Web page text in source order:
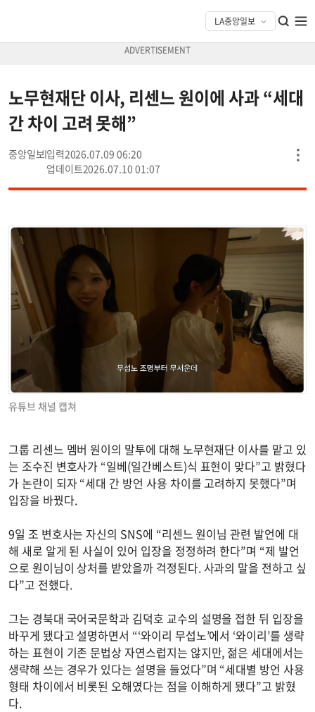
노무현재단 이사, 리센느 원이에 사과 “세대
간 차이 고려 못해”
중앙일보
2026.07.09 06:20
2026.07.10 01:07
유튜브 채널 캡쳐
그룹 리센느 멤버 원이의 말투에 대해 노무현재단 이사를 맡고 있
는 조수진 변호사가 “일베(일간베스트)식 표현이 맞다”고 밝혔다
가 논란이 되자 “세대 간 방언 사용 차이를 고려하지 못했다”며
입장을 바꿨다.
9일 조 변호사는 자신의 SNS에 “리센느 원이님 관련 발언에 대
해 새로 알게 된 사실이 있어 입장을 정정하려 한다”며 “제 발언
으로 원이님이 상처를 받았을까 걱정된다. 사과의 말을 전하고 싶
다”고 전했다.
그는 경북대 국어국문학과 김덕호 교수의 설명을 접한 뒤 입장을
바꾸게 됐다고 설명하면서 “‘와이리 무섭노’에서 ‘와이리’를 생략
하는 표현이 기존 문법상 자연스럽지는 않지만, 젊은 세대에서는
생략해 쓰는 경우가 있다는 설명을 들었다”며 “세대별 방언 사용
형태 차이에서 비롯된 오해였다는 점을 이해하게 됐다”고 밝혔
다.